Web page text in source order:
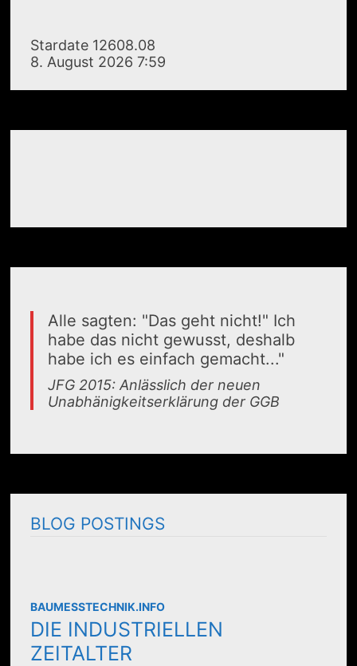
Stardate 12608.08
8. August 2026 7:59
Alle sagten: "Das geht nicht!" Ich
habe das nicht gewusst, deshalb
habe ich es einfach gemacht..."
JFG 2015: Anlässlich der neuen
Unabhänigkeitserklärung der GGB
BLOG POSTINGS
BAUMESSTECHNIK.INFO
DIE INDUSTRIELLEN
ZEITALTER